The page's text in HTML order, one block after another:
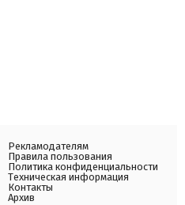
Рекламодателям
Правила пользования
Политика конфиденциальности
Техническая информация
Контакты
Архив